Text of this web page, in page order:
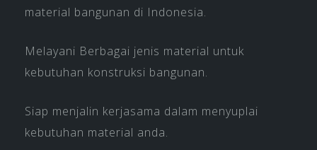
material bangunan di Indonesia.
Melayani Berbagai jenis material untuk
kebutuhan konstruksi bangunan.
Siap menjalin kerjasama dalam menyuplai
kebutuhan material anda.